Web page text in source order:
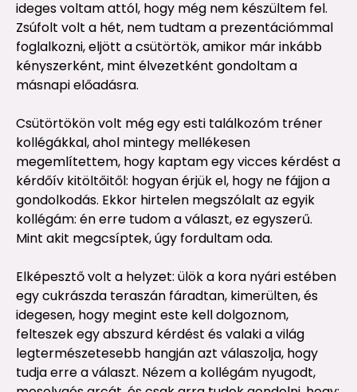
ideges voltam attól, hogy még nem készültem fel.
Zsúfolt volt a hét, nem tudtam a prezentációmmal
foglalkozni, eljött a csütörtök, amikor már inkább
kényszerként, mint élvezetként gondoltam a
másnapi előadásra.
Csütörtökön volt még egy esti találkozóm tréner
kollégákkal, ahol mintegy mellékesen
megemlítettem, hogy kaptam egy vicces kérdést a
kérdőív kitöltőitől: hogyan érjük el, hogy ne fájjon a
gondolkodás. Ekkor hirtelen megszólalt az egyik
kollégám: én erre tudom a választ, ez egyszerű.
Mint akit megcsíptek, úgy fordultam oda.
Elképesztő volt a helyzet: ülök a kora nyári estében
egy cukrászda teraszán fáradtan, kimerülten, és
idegesen, hogy megint este kell dolgoznom,
felteszek egy abszurd kérdést és valaki a világ
legtermészetesebb hangján azt válaszolja, hogy
tudja erre a választ. Nézem a kollégám nyugodt,